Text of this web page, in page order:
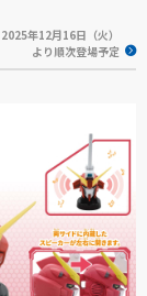
2025年12月16日（火）
より順次登場予定